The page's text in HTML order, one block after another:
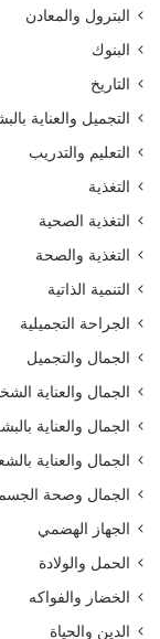
البترول والمعادن
البنوك
التاريخ
التجميل والعناية
التعليم والتدريب
التغذية
التغذية الصحية
التغذية والصحة
التنمية الذاتية
الجراحة التجميلية
الجمال والتجميل
الجمال والعناية
الجمال والعناية
الجمال والعناية
الجمال وصحة الجسم
الجهاز الهضمي
الحمل والولادة
الخضار والفواكه
الدين والحياة